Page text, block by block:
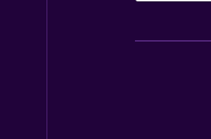
Wifi gratis